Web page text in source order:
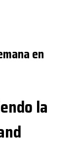
en
la